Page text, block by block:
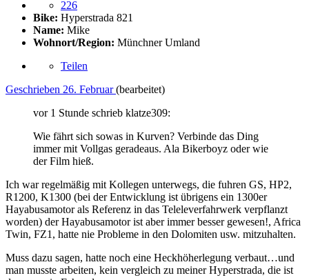
226
Bike: Hyperstrada 821
Name: Mike
Wohnort/Region: Münchner Umland
Teilen
Geschrieben 26. Februar(bearbeitet)
vor 1 Stunde schrieb klatze309:
Wie fährt sich sowas in Kurven? Verbinde das Ding
immer mit Vollgas geradeaus. Ala Bikerboyz oder wie
der Film hieß.
Ich war regelmäßig mit Kollegen unterwegs, die fuhren GS, HP2,
R1200, K1300 (bei der Entwicklung ist übrigens ein 1300er
Hayabusamotor als Referenz in das Teleleverfahrwerk verpflanzt
worden) der Hayabusamotor ist aber immer besser gewesen!, Africa
Twin, FZ1, hatte nie Probleme in den Dolomiten usw. mitzuhalten.
Muss dazu sagen, hatte noch eine Heckhöherlegung verbaut…und
man musste arbeiten, kein vergleich zu meiner Hyperstrada, die ist